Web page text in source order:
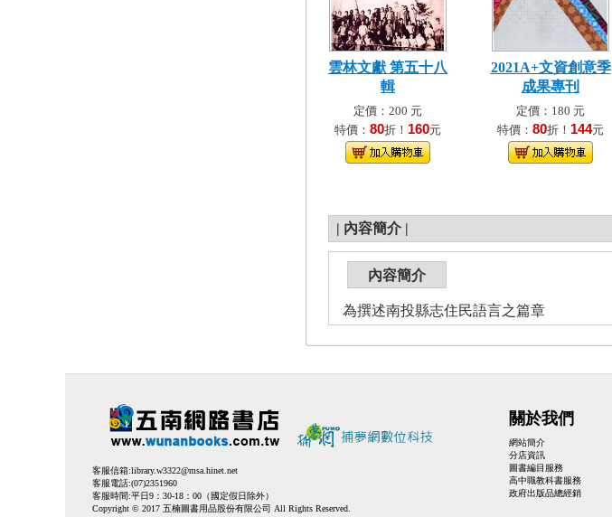
雲林文獻 第五十八
輯
定價：200 元
特價： 80折！ 160元
2021A+文資創意季
成果專刊
定價：180 元
特價： 80折！ 144元
| 內容簡介 |
內容簡介
為撰述南投縣志住民語言之篇章
客服信箱:library.w3322@msa.hinet.net
客服電話:(07)2351960
客服時間:平日9：30-18：00（國定假日除外）
Copyright © 2017 五楠圖書用品股份有限公司 All Rights Reserved.
關於我們
網站簡介
分店資訊
圖書編目服務
高中職教科書服務
政府出版品總經銷